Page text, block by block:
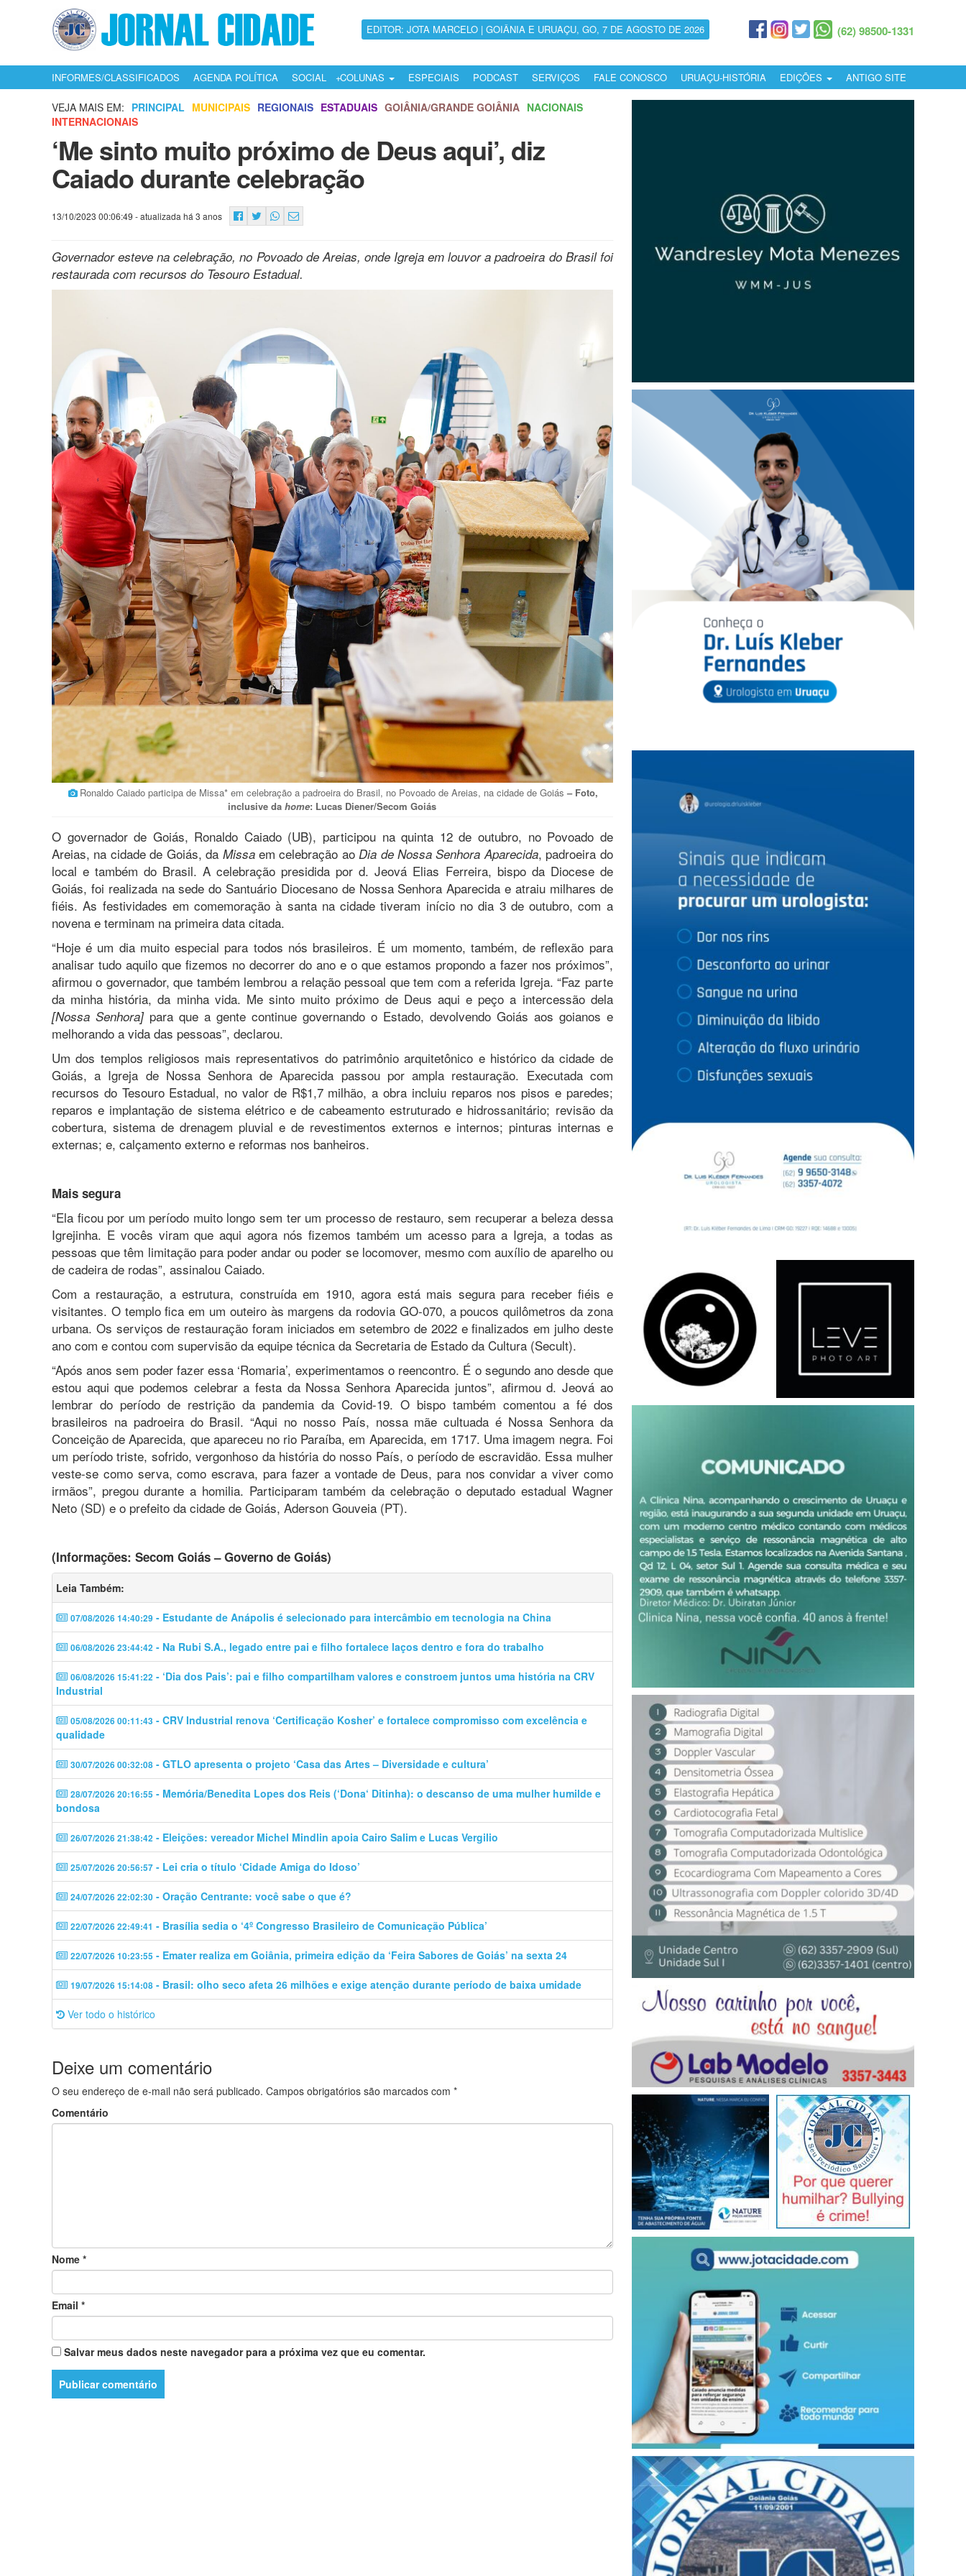
EDITOR: JOTA MARCELO | GOIÂNIA E URUAÇU, GO, 7 DE AGOSTO DE 2026 (62) 98500-1331
INFORMES/CLASSIFICADOS AGENDA POLÍTICA SOCIAL COLUNAS ESPECIAIS PODCAST SERVIÇOS FALE CONOSCO URUAÇU-HISTÓRIA EDIÇÕES ANTIGO SITE
VEJA MAIS EM: PRINCIPAL MUNICIPAIS REGIONAIS ESTADUAIS GOIÂNIA/GRANDE GOIÂNIA NACIONAIS
INTERNACIONAIS
‘Me sinto muito próximo de Deus aqui’, diz
Caiado durante celebração
13/10/2023 00:06:49 - atualizada há 3 anos
Governador esteve na celebração, no Povoado de Areias, onde Igreja em louvor a padroeira do Brasil foi
restaurada com recursos do Tesouro Estadual.
Ronaldo Caiado participa de Missa* em celebração a padroeira do Brasil, no Povoado de Areias, na cidade de Goiás– Foto,
inclusive dahome: Lucas Diener/Secom Goiás
O governador de Goiás, Ronaldo Caiado (UB), participou na quinta 12 de outubro, no Povoado de
Areias, na cidade de Goiás, da Missaem celebração aoDia de Nossa Senhora Aparecida, padroeira do
local e também do Brasil. A celebração presidida por d. Jeová Elias Ferreira, bispo da Diocese de
Goiás, foi realizada na sede do Santuário Diocesano de Nossa Senhora Aparecida e atraiu milhares de
fiéis. As festividades em comemoração à santa na cidade tiveram início no dia 3 de outubro, com a
novena e terminam na primeira data citada.
“Hoje é um dia muito especial para todos nós brasileiros. É um momento, também, de reflexão para
analisar tudo aquilo que fizemos no decorrer do ano e o que estamos propondo a fazer nos próximos”,
afirmou o governador, que também lembrou a relação pessoal que tem com a referida Igreja. “Faz parte
da minha história, da minha vida. Me sinto muito próximo de Deus aqui e peço a intercessão dela
[Nossa Senhora]para que a gente continue governando o Estado, devolvendo Goiás aos goianos e
melhorando a vida das pessoas”, declarou.
Um dos templos religiosos mais representativos do patrimônio arquitetônico e histórico da cidade de
Goiás, a Igreja de Nossa Senhora de Aparecida passou por ampla restauração. Executada com
recursos do Tesouro Estadual, no valor de R$1,7 milhão, a obra incluiu reparos nos pisos e paredes;
reparos e implantação de sistema elétrico e de cabeamento estruturado e hidrossanitário; revisão da
cobertura, sistema de drenagem pluvial e de revestimentos externos e internos; pinturas internas e
externas; e, calçamento externo e reformas nos banheiros.
Mais segura
“Ela ficou por um período muito longo sem ter um processo de restauro, sem recuperar a beleza dessa
Igrejinha. E vocês viram que aqui agora nós fizemos também um acesso para a Igreja, a todas as
pessoas que têm limitação para poder andar ou poder se locomover, mesmo com auxílio de aparelho ou
de cadeira de rodas”, assinalou Caiado.
Com a restauração, a estrutura, construída em 1910, agora está mais segura para receber fiéis e
visitantes. O templo fica em um outeiro às margens da rodovia GO-070, a poucos quilômetros da zona
urbana. Os serviços de restauração foram iniciados em setembro de 2022 e finalizados em julho deste
ano com e contou com supervisão da equipe técnica da Secretaria de Estado da Cultura (Secult).
“Após anos sem poder fazer essa ‘Romaria’, experimentamos o reencontro. É o segundo ano desde que
estou aqui que podemos celebrar a festa da Nossa Senhora Aparecida juntos”, afirmou d. Jeová ao
lembrar do período de restrição da pandemia da Covid-19. O bispo também comentou a fé dos
brasileiros na padroeira do Brasil. “Aqui no nosso País, nossa mãe cultuada é Nossa Senhora da
Conceição de Aparecida, que apareceu no rio Paraíba, em Aparecida, em 1717. Uma imagem negra. Foi
um período triste, sofrido, vergonhoso da história do nosso País, o período de escravidão. Essa mulher
veste-se como serva, como escrava, para fazer a vontade de Deus, para nos convidar a viver como
irmãos”, pregou durante a homilia. Participaram também da celebração o deputado estadual Wagner
Neto (SD) e o prefeito da cidade de Goiás, Aderson Gouveia (PT).
(Informações: Secom Goiás – Governo de Goiás)
Leia Também:
07/08/2026 14:40:29 - Estudante de Anápolis é selecionado para intercâmbio em tecnologia na China
06/08/2026 23:44:42 - Na Rubi S.A., legado entre pai e filho fortalece laços dentro e fora do trabalho
06/08/2026 15:41:22 - ‘Dia dos Pais’: pai e filho compartilham valores e constroem juntos uma história na CRV
Industrial
05/08/2026 00:11:43 - CRV Industrial renova ‘Certificação Kosher’ e fortalece compromisso com excelência e
qualidade
30/07/2026 00:32:08 - GTLO apresenta o projeto ‘Casa das Artes – Diversidade e cultura’
28/07/2026 20:16:55 - Memória/Benedita Lopes dos Reis (‘Dona‘ Ditinha): o descanso de uma mulher humilde e
bondosa
26/07/2026 21:38:42 - Eleições: vereador Michel Mindlin apoia Cairo Salim e Lucas Vergilio
25/07/2026 20:56:57 - Lei cria o título ‘Cidade Amiga do Idoso’
24/07/2026 22:02:30 - Oração Centrante: você sabe o que é?
22/07/2026 22:49:41 - Brasília sedia o ‘4º Congresso Brasileiro de Comunicação Pública’
22/07/2026 10:23:55 - Emater realiza em Goiânia, primeira edição da ‘Feira Sabores de Goiás’ na sexta 24
19/07/2026 15:14:08 - Brasil: olho seco afeta 26 milhões e exige atenção durante período de baixa umidade
Ver todo o histórico
Deixe um comentário
O seu endereço de e-mail não será publicado. Campos obrigatórios são marcados com *
Comentário
Nome *
Email *
Salvar meus dados neste navegador para a próxima vez que eu comentar.